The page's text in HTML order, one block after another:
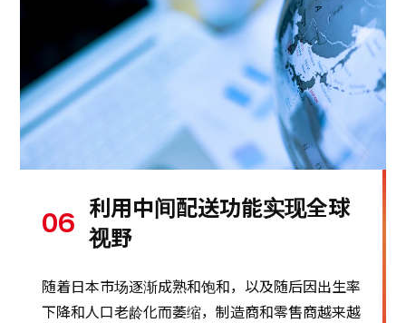
06 利用中间配送功能实现全球
视野
随着日本市场逐渐成熟和饱和，以及随后因出生率
下降和人口老龄化而萎缩，制造商和零售商越来越